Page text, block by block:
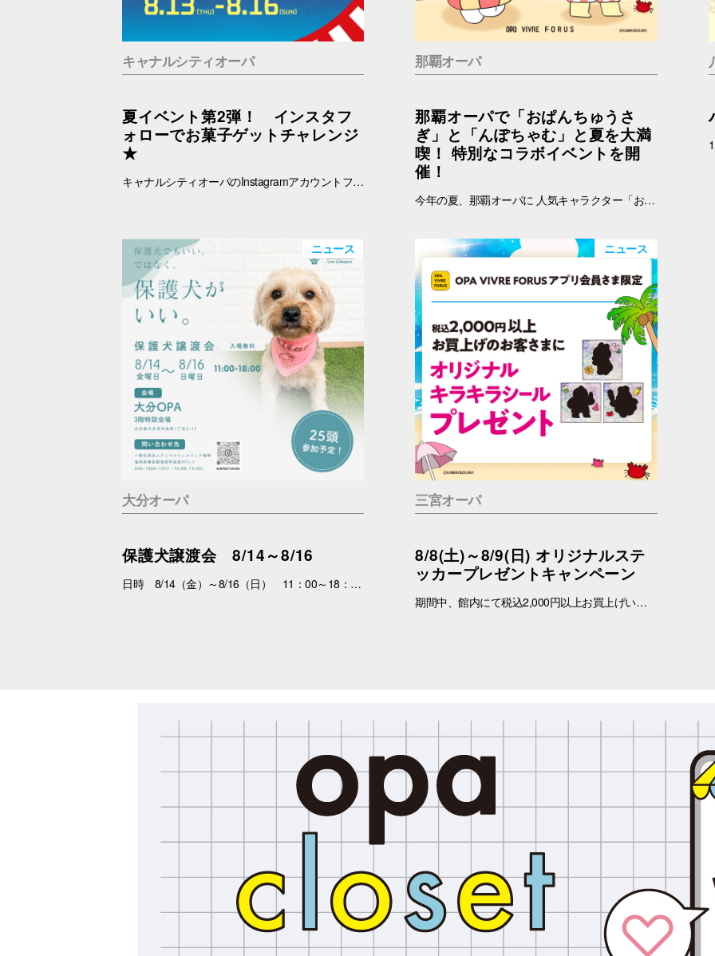
キャナルシティオーパ
夏イベント第2弾！ インスタフ
ォローでお菓子ゲットチャレンジ
★
キャナルシティオーパのInstagramアカウントフォローでお菓子ゲットに挑戦！ あなたは最大何個ゲットできる？？！！ ■抽選日時：8.13(木) ～8.16(日) 11：00～19：00 ■抽選会場：B1F ラフェスタ内特設会場 ■参加条件：キャナルシティオーパのInstagramアカウント(＠canalcityopa)をフォロー 【注意事項】 ※参加の際はキャナルシティオーパアカウントのフォロー画面をご提示ください。 ※各日、景品がなくなり次第終了となります。 ※イラストはすべてイメージです。 ※おひとりさまにつき1回までご参加いただけます。
那覇オーパ
那覇オーパで「おぱんちゅうさ
ぎ」と「んぽちゃむ」と夏を大満
喫！ 特別なコラボイベントを開
催！
今年の夏、那覇オーパに 人気キャラクター「おぱんちゅうさぎ」「んぽちゃむ」が登場します！ ポップでかわいいキービジュアルが館内を彩り、いつもと違うワクワクする空間に大変身。 さらに、スマホで気軽に参加できる「Summerデジタルスタンプラリー」など、楽しい企画が盛りだくさん！ お買い物をしながら、おぱんちゅうさぎたちと一緒に楽しい夏の思い出を作ってみませんか？ みなさまのご来店をお待ちしております！ ▼詳しくはコチラ▼ https://www.opa-club.com/contents/opanchuusagi_2026/ コラボ期間：2026年6月26日(金)～2025年8月30日(日) ※一部店舗では実施期間が異なります。 ※一部実施していない店舗がございます。
ニュース
大分オーパ
保護犬譲渡会 8/14～8/16
日時 8/14（金）～8/16（日） 11：00～18：00 場所 3F特設会場 内容 まずは会いにくるだけで大丈夫。 抱っこして、ふれあって、その子の魅力を感じてください。 あなたを待っている子がいます。 運命の出会いが、待っているかもしれません。 問合せ先 一般社団法人アニマルウェルフェア福岡 050-1808-1937（11：00～19：00）
ニュース
三宮オーパ
8/8(土)～8/9(日) オリジナルステ
ッカープレゼントキャンペーン
期間中、館内にて税込2,000円以上お買上げいただき、「OPA VIVRE FORUS アプリ」の対象画面をご提示いただいたお客さまに、先着でここでしか手に入らない「オリジナルキラキラステッカー」をプレゼントいたします！ ぜひこの機会に、お買い物と合わせて限定ノベルティをゲットしてください。 （※本企画は、アプリ会員さま限定となります） ■配布期間 2026年8月8日(土)～8月9日(日) ※各日の実施時間は、引換時間に準じます。 ※ノベルティはなくなり次第、配布を終了いたします。 ※一部実施していない店舗がございます。 ■ノベルティ内容 キラキラステッカー (全3種) ■引換条件 期間中、以下の2点を引換カウンターにてご提示ください。 ① 館内でお買上げいただいた、税込2,000円以上のレシート（合算可） ② 「OPA VIVRE FORUS アプリ」のクーポン画面 ■引換場所・引換時間 引換場所：1階 特設カウンター 引換時間：11:00 ～ 当日分がなくなり次第終了 ■注意事項 ※ノベルティは数量限定のため、なくなり次第終了となりますので予めご了承ください。 ※ノベルティはランダムでのお渡しとなります。重複した場合でも、種類の変更・交換はいたしかねます。 ※ノベルティの引き換えは、おひとりさま3枚までとなります。 ※お買上げレシートは、期間中の三宮オーパのものに限ります（一部対象外のショップ・商品がございます） ※三宮オーパのレシートのみ対象。館をまたいだレシートの合算は不可。 ※画像はイメージです。実際のノベルティとは異なる場合がございます。 ▼詳しくはコチラ▼ https://www.opa-club.com/contents/opanchuusagi_2026/ ▼アプリについて詳しくはこちら！ ▼ https://www.opa-club.com/contents/app/